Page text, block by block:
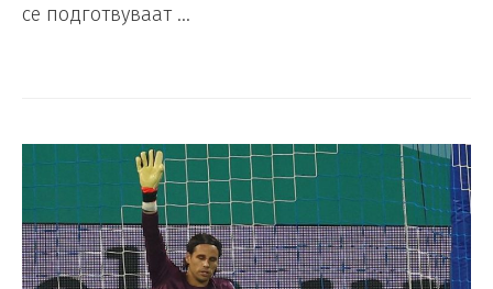
се подготвуваат …